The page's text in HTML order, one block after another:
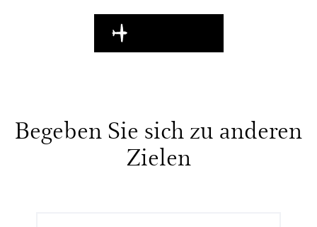
Begeben Sie sich zu anderen
Zielen